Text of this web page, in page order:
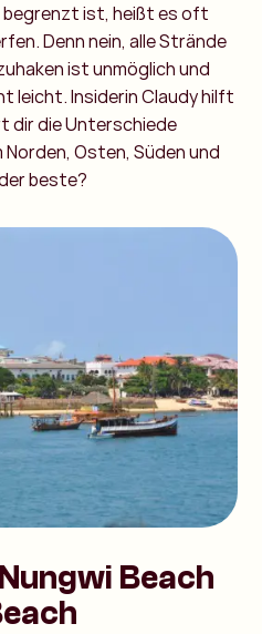
begrenzt ist, heißt es oft
Denn nein, alle Strände
ist unmöglich und
leicht. Insiderin Claudy hilft
dir die Unterschiede
Osten, Süden und
beste?
Beach